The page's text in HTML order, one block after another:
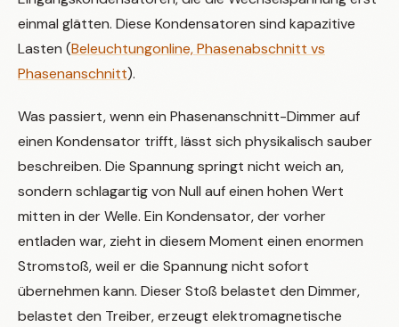
einmal glätten. Diese Kondensatoren sind kapazitive
Lasten (Beleuchtungonline, Phasenabschnitt vs
Phasenanschnitt).
Was passiert, wenn ein Phasenanschnitt-Dimmer auf
einen Kondensator trifft, lässt sich physikalisch sauber
beschreiben. Die Spannung springt nicht weich an,
sondern schlagartig von Null auf einen hohen Wert
mitten in der Welle. Ein Kondensator, der vorher
entladen war, zieht in diesem Moment einen enormen
Stromstoß, weil er die Spannung nicht sofort
übernehmen kann. Dieser Stoß belastet den Dimmer,
belastet den Treiber, erzeugt elektromagnetische